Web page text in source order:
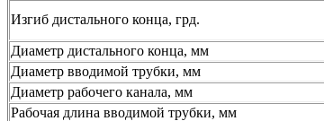
Изгиб дистального конца, грд.
Диаметр дистального конца, мм
Диаметр вводимой трубки, мм
Диаметр рабочего канала, мм
Рабочая длина вводимой трубки, мм